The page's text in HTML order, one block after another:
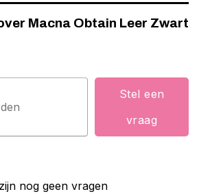
Macna Obtain Leer Zwart
Stel een
vraag
nog geen vragen